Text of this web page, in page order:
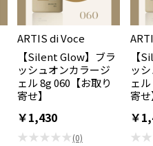
ARTIS di Voce
【Silent Glow】ブラ
ッシュオンカラージ
ェル 8g 060【お取り
寄せ】
￥1,430
★★★★★(0)
【
ッ
ェ
寄せ
￥